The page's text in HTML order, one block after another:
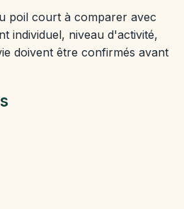
poil court à comparer avec
individuel, niveau d'activité,
doivent être confirmés avant